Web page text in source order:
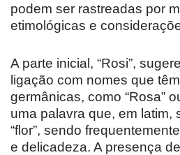
podem ser rastreadas por
etimológicas e
A parte inicial, “Rosi”,
ligação com nomes que
germânicas, como “Rosa”
uma palavra que, em latim,
“flor”, sendo
e delicadeza. A presença